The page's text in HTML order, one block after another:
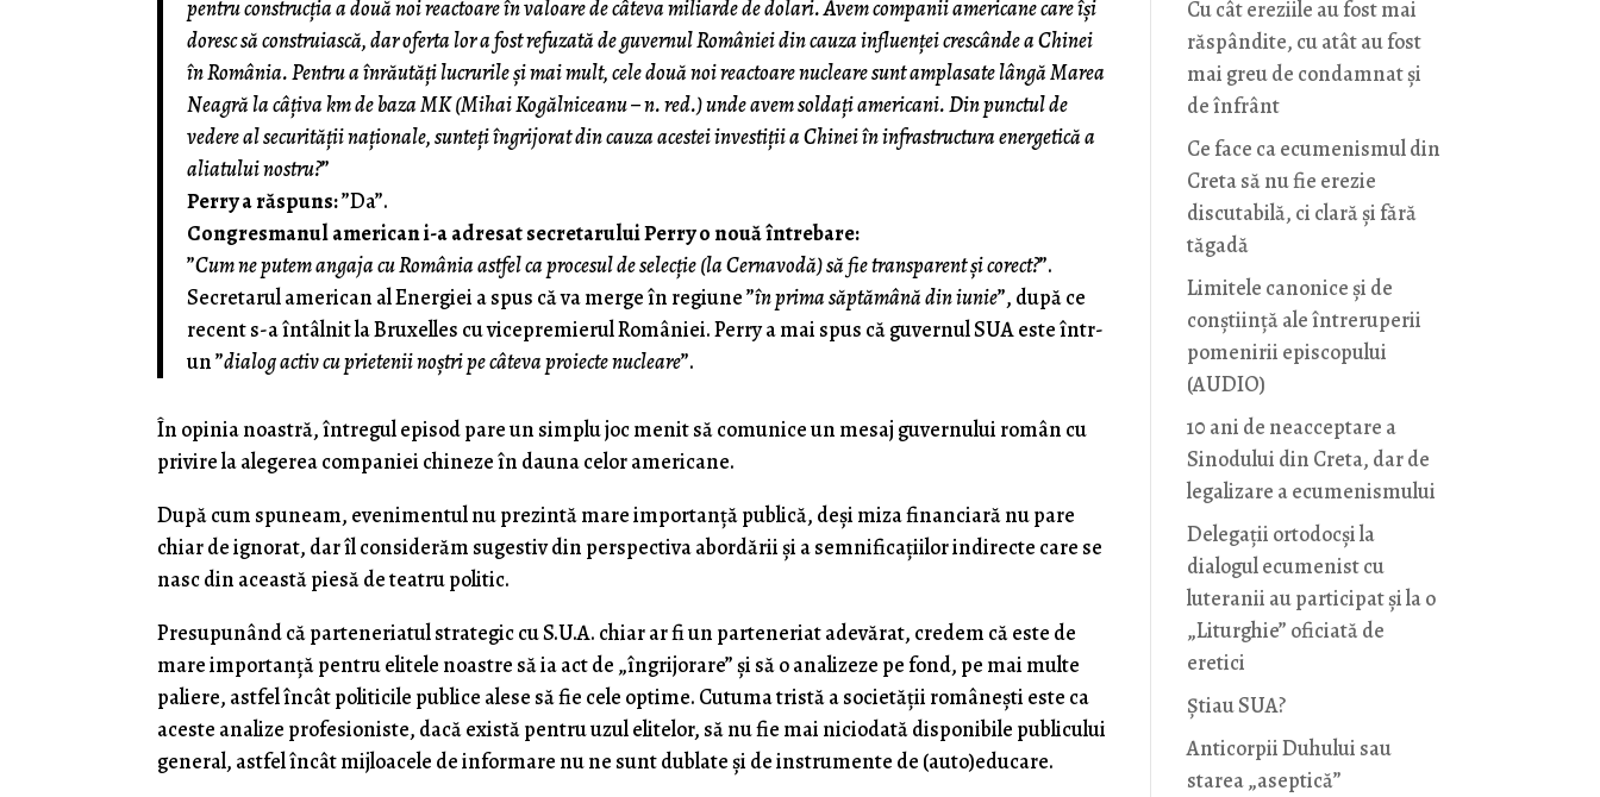
pentru construcția a două noi reactoare în valoare de câteva miliarde de dolari. Avem companii americane care își
doresc să construiască, dar oferta lor a fost refuzată de guvernul României din cauza influenței crescânde a Chinei
în România. Pentru a înrăutăți lucrurile și mai mult, cele două noi reactoare nucleare sunt amplasate lângă Marea
Neagră la câțiva km de baza MK (Mihai Kogălniceanu – n. red.) unde avem soldați americani. Din punctul de
vedere al securității naționale, sunteți îngrijorat din cauza acestei investiții a Chinei în infrastructura energetică a
aliatului nostru?”
Perry a răspuns:”Da”.
Congresmanul american i-a adresat secretarului Perry o nouă întrebare:
”Cum ne putem angaja cu România astfel ca procesul de selecție (la Cernavodă) să fie transparent și corect?”.
Secretarul american al Energiei a spus că va merge în regiune ”în prima săptămână din iunie”, după ce
recent s-a întâlnit la Bruxelles cu vicepremierul României. Perry a mai spus că guvernul SUA este într-
un ”dialog activ cu prietenii noștri pe câteva proiecte nucleare”.
În opinia noastră, întregul episod pare un simplu joc menit să comunice un mesaj guvernului român cu
privire la alegerea companiei chineze în dauna celor americane.
După cum spuneam, evenimentul nu prezintă mare importanţă publică, deşi miza financiară nu pare
chiar de ignorat, dar îl considerăm sugestiv din perspectiva abordării şi a semnificaţiilor indirecte care se
nasc din această piesă de teatru politic.
Presupunând că parteneriatul strategic cu S.U.A. chiar ar fi un parteneriat adevărat, credem că este de
mare importanţă pentru elitele noastre să ia act de „îngrijorare” şi să o analizeze pe fond, pe mai multe
paliere, astfel încât politicile publice alese să fie cele optime. Cutuma tristă a societăţii româneşti este ca
aceste analize profesioniste, dacă există pentru uzul elitelor, să nu fie mai niciodată disponibile publicului
general, astfel încât mijloacele de informare nu ne sunt dublate şi de instrumente de (auto)educare.
Cu cât ereziile au fost mai
răspândite, cu atât au fost
mai greu de condamnat și
de înfrânt
Ce face ca ecumenismul din
Creta să nu fie erezie
discutabilă, ci clară și fără
tăgadă
Limitele canonice și de
conștiință ale întreruperii
pomenirii episcopului
(AUDIO)
10 ani de neacceptare a
Sinodului din Creta, dar de
legalizare a ecumenismului
Delegații ortodocși la
dialogul ecumenist cu
luteranii au participat și la o
„Liturghie” oficiată de
eretici
Știau SUA?
Anticorpii Duhului sau
starea „aseptică”